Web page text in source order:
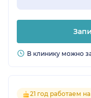
В клинику можно
21 год работаем